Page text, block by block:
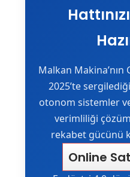
Malkan
2025’te
otonom sistemler
verimliliği
rekabet gücünü
Online